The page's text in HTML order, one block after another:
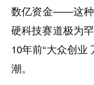
数亿资金——这种
硬科技赛道极为
10年前“大众创业
潮。